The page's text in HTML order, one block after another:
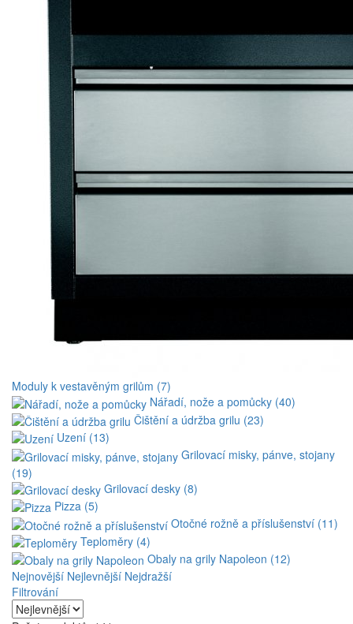
Moduly k vestavěným grilům (7)
Nářadí, nože a pomůcky (40)
Čištění a údržba grilu (23)
Uzení (13)
Grilovací misky, pánve, stojany
(19)
Grilovací desky (8)
Pizza (5)
Otočné rožně a příslušenství (11)
Teploměry (4)
Obaly na grily Napoleon (12)
Nejnovější Nejlevnější Nejdražší
Filtrování